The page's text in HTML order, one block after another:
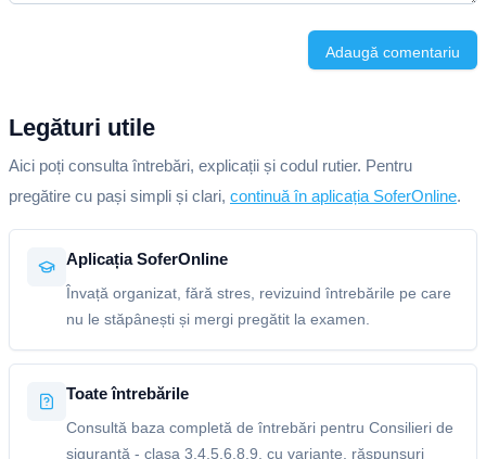
Adaugă comentariu
Legături utile
Aici poți consulta întrebări, explicații și codul rutier. Pentru
pregătire cu pași simpli și clari, continuă în aplicația SoferOnline.
Aplicația SoferOnline
Învață organizat, fără stres, revizuind întrebările pe care
nu le stăpânești și mergi pregătit la examen.
Toate întrebările
Consultă baza completă de întrebări pentru Consilieri de
siguranță - clasa 3,4,5,6,8,9, cu variante, răspunsuri